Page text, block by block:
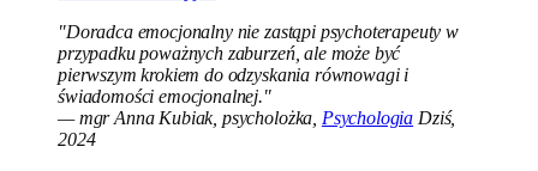
"Doradca emocjonalny nie zastąpi psychoterapeuty w
przypadku poważnych zaburzeń, ale może być
pierwszym krokiem do odzyskania równowagi i
świadomości emocjonalnej."
— mgr Anna Kubiak, psycholożka, Psychologia Dziś,
2024